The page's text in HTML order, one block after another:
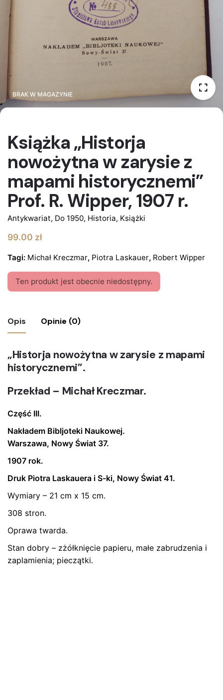
BRAK W MAGAZYNIE
Książka „Historja
nowożytna w zarysie z
mapami historycznemi”
Prof. R. Wipper, 1907 r.
Antykwariat, Do 1950, Historia, Książki
99.00 zł
Tagi: Michał Kreczmar, Piotra Laskauer, Robert Wipper
Ten produkt jest obecnie niedostępny.
Opis Opinie (0)
„Historja nowożytna w zarysie z mapami
historycznemi”.
Przekład – Michał Kreczmar.
Część III.
Nakładem Bibljoteki Naukowej.
Warszawa, Nowy Świat 37.
1907 rok.
Druk Piotra Laskauera i S-ki, Nowy Świat 41.
Wymiary – 21 cm x 15 cm.
308 stron.
Oprawa twarda.
Stan dobry – zżółknięcie papieru, małe zabrudzenia i
zaplamienia; pieczątki.
Nie ma jeszcze żadnych recenzji.
Bądź pierwszym recenzentem “Książka
historycznemi” Prof. R. Wipper, 1907 r.”
Twój adres email nie zostanie opublikowany.
pola są oznaczone*
Oceń ten produkt:
ZOSTAW ODPOWIEDŹ